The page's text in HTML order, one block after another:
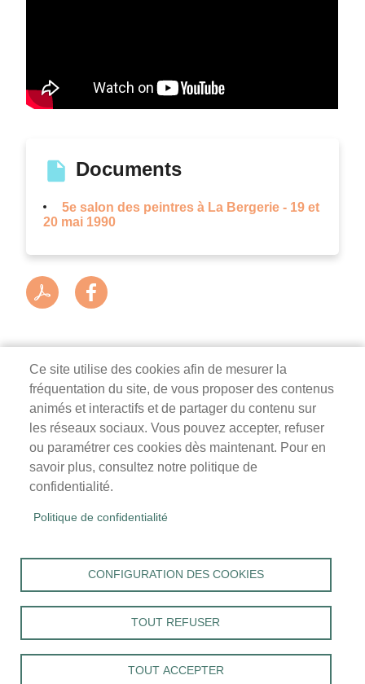
Documents
5e salon des peintres à La Bergerie - 19 et
20 mai 1990
Ce site utilise des cookies afin de mesurer la
fréquentation du site, de vous proposer des contenus
animés et interactifs et de partager du contenu sur
les réseaux sociaux. Vous pouvez accepter, refuser
ou paramétrer ces cookies dès maintenant. Pour en
savoir plus, consultez notre politique de
confidentialité.
Politique de confidentialité
CONFIGURATION DES COOKIES
TOUT REFUSER
TOUT ACCEPTER
Mairie de Survilliers
3 rue de la Liberté
95470 Survilliers
Tél. 01 34 68 26 00
mercredi, samedi : 9h-12h
Menu
de
Accueil
Mentions légales
Accessibilité : Non conforme
Cookies
Contact